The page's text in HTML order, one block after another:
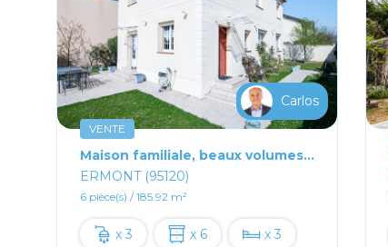
Carlos
VENTE
Maison familiale, beaux volumes, au calme et proche gare
ERMONT (95120)
6 pièce(s) / 185.92 m²
x 3 x 6 x 3